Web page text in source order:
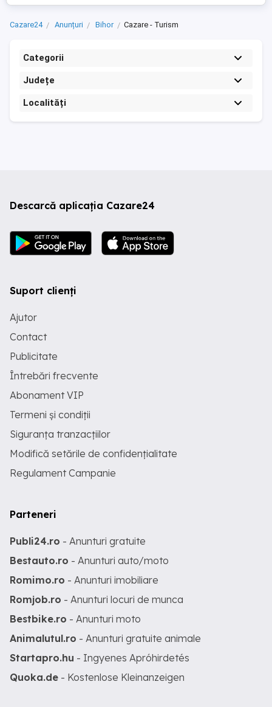
Cazare24 Anunțuri Bihor Cazare - Turism
Categorii
Județe
Localități
Descarcă aplicația Cazare24
Suport clienți
Ajutor
Contact
Publicitate
Întrebări frecvente
Abonament VIP
Termeni și condiții
Siguranța tranzacțiilor
Modifică setările de confidențialitate
Regulament Campanie
Parteneri
Publi24.ro - Anunturi gratuite
Bestauto.ro - Anunturi auto/moto
Romimo.ro - Anunturi imobiliare
Romjob.ro - Anunturi locuri de munca
Bestbike.ro - Anunturi moto
Animalutul.ro - Anunturi gratuite animale
Startapro.hu - Ingyenes Apróhirdetés
Quoka.de - Kostenlose Kleinanzeigen